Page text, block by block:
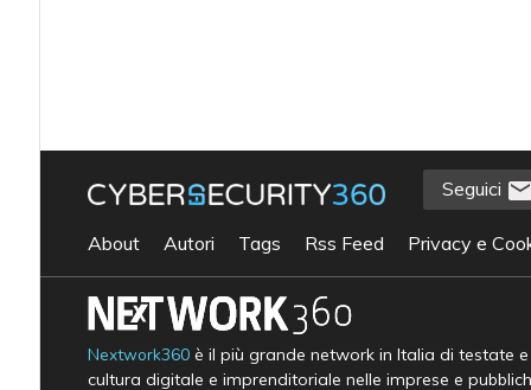
Seguici
About Autori Tags Rss Feed Privacy e
Nextwork360è il più grande network in Italia di testate
cultura digitale e imprenditoriale nelle imprese e